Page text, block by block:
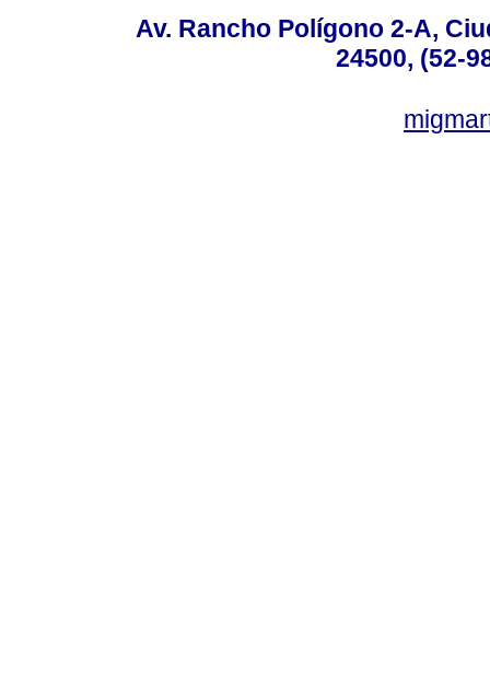
Av. Rancho Polígono 2-A,
24500, (52-